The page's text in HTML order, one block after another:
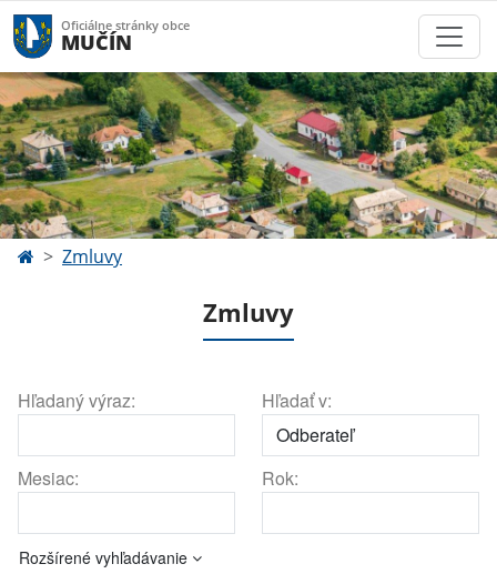
Oficiálne stránky obce
MUČÍN
Zmluvy
Zmluvy
Hľadaný výraz: Hľadať v:
Mesiac: Rok:
Rozšírené vyhľadávanie